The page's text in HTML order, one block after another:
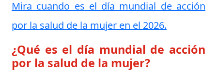
Mira cuando es el día mundial de acción
por la salud de la mujer en el 2026.
¿Qué es el día mundial de acción
por la salud de la mujer?